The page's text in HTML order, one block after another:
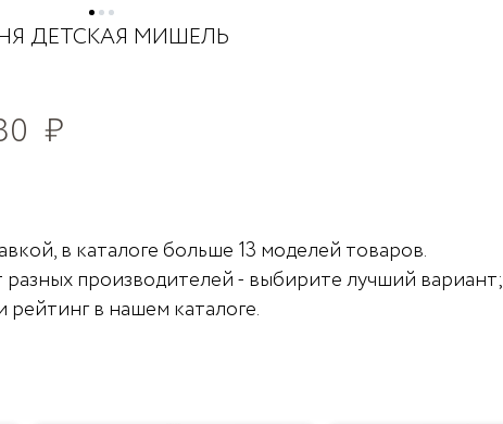
ДЕТСКАЯ МИШЕЛЬ
₽
в каталоге больше 13 моделей товаров.
производителей - выбирите лучший вариант;
в нашем каталоге.